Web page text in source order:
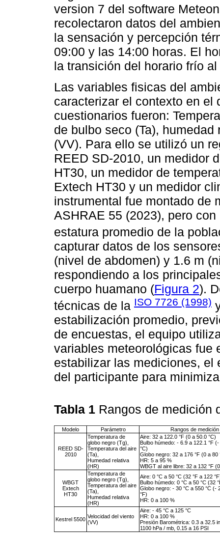
version 7 del software
recolectaron datos del
la sensación y percepción
09:00 y las 14:00 horas. El
la transición del horario frío
Las variables fisicas del
caracterizar el contexto en el
cuestionarios fueron:
de bulbo seco (Ta),
(VV). Para ello se utilizó un
REED SD-2010, un medidor
HT30, un medidor de
Extech HT30 y un medidor
instrumental fue montado de
ASHRAE 55 (2023), pero
estatura promedio de la
capturar datos de los
(nivel de abdomen) y 1.6 m
respondiendo a los
cuerpo huamano (Figura 2).
técnicas de la ISO 7726 (1998)
estabilización promedio,
de encuestas, el equipo
variables meteorológicas fue
estabilizar las mediciones, el
del participante para
Tabla 1 Rangos de medición
Modelo Parámetro Rangos de medición
REED SD-
2010
Temperatura de
globo negro (Tg),
Temperatura del aire
(Ta),
Humedad relativa
(HR)
Aire: 32 a 122.0 °F (0 a 50.0 °C)
Bulbo húmedo: - 6.9 a 122.1 °F
°C)
Globo negro: 32 a 176 °F (0 a 80
HR: 5 a 95 %
WBGT al aire libre: 32 a 132 °F
WBGT
Extech
HT30
Temperatura de
globo negro (Tg),
Temperatura del aire
(Ta),
Humedad relativa
(HR)
Aire: 0 °C a 50 °C (32 °F a 122
Bulbo húmedo: 0 °C a 50 °C (32
Globo negro: - 30 °C a 550 °C (-
°F)
HR: 0 a 100 %
Kestrel 5500 Velocidad del viento
(VV)
Aire: - 45 °C a 125 °C
HR: 0 a 100 %
Presión Barométrica: 0.3 a 32.5
1100 hPa / mb, 0.15 a 16 PSI